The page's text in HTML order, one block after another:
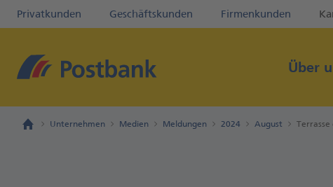
Privatkunden Geschäftskunden Firmenkunden
Über
Unternehmen Medien Meldungen 2024 August